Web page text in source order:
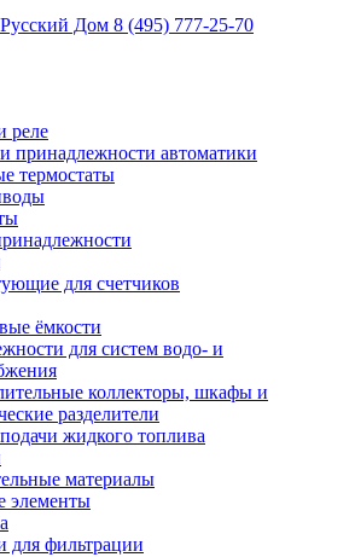
8 (495) 777-25-70
реле
принадлежности автоматики
термостаты
для счетчиков
ёмкости
для систем водо- и
коллекторы, шкафы и
разделители
жидкого топлива
материалы
элементы
для фильтрации